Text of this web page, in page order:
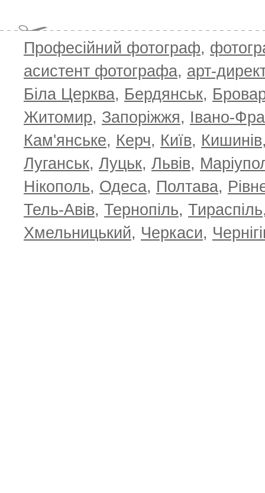
TOP 100 for May 2026 0 +6.59 ТОП 100
+4.30
Професійний фотограф,
асистент фотографа, арт-
Біла Церква, Бердянськ,
Житомир, Запоріжжя, Івано-
Кам'янське, Керч, Київ, Кишинів
Луганськ, Луцьк, Львів,
Нікополь, Одеса, Полтава,
Тель-Авів, Тернопіль, Тираспіль
Хмельницький, Черкаси,